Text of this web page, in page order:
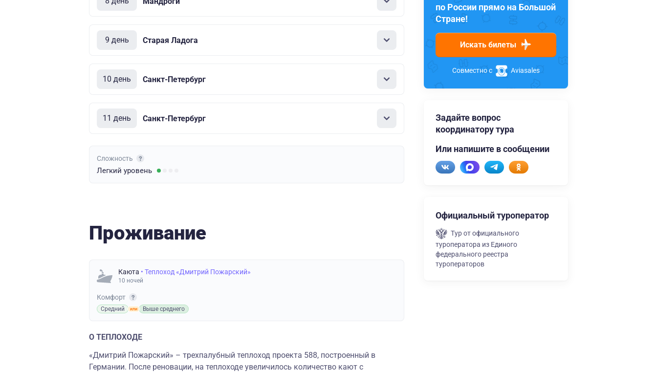
9 день Старая Ладога
10 день Санкт-Петербург
11 день Санкт-Петербург
Сложность
Легкий уровень
Проживание
Каюта • Теплоход «Дмитрий Пожарский»
10 ночей
Комфорт
Средний Выше среднего
О ТЕПЛОХОДЕ
«Дмитрий Пожарский» – трехпалубный теплоход проекта 588, построенный в
Германии. После реновации, на теплоходе увеличилось количество кают с
по России прямо на Большой
Стране!
Искать билеты
Совместно с Aviasales
Задайте вопрос
координатору тура
Или напишите в сообщении
Официальный туроператор
Тур от официального
туроператора из Единого
федерального реестра
туроператоров